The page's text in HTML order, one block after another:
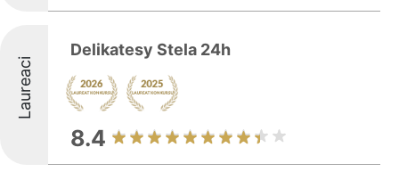
Laureaci
Delikatesy Stela 24h
8.4